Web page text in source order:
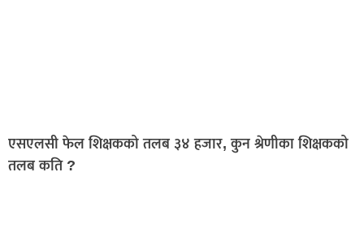
एसएलसी फेल शिक्षकको तलब ३४ हजार, कुन श्रेणीका शिक्षकको
तलब कति ?